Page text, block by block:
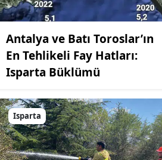
Antalya ve Batı Toroslar’ın
En Tehlikeli Fay Hatları:
Isparta Büklümü
Isparta